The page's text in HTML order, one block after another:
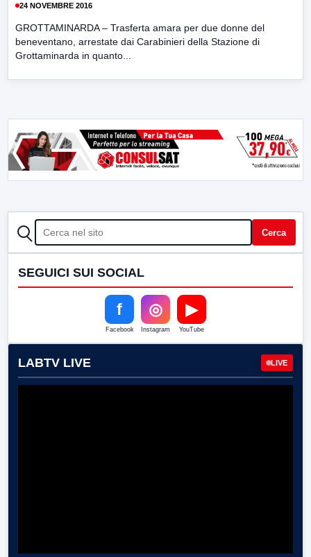
24 NOVEMBRE 2016
GROTTAMINARDA – Trasferta amara per due donne del
beneventano, arrestate dai Carabinieri della Stazione di
Grottaminarda in quanto...
CERCA Cerca
SEGUICI SUI SOCIAL
f
Facebook
◎
Instagram
▶
YouTube
LABTV LIVE LIVE